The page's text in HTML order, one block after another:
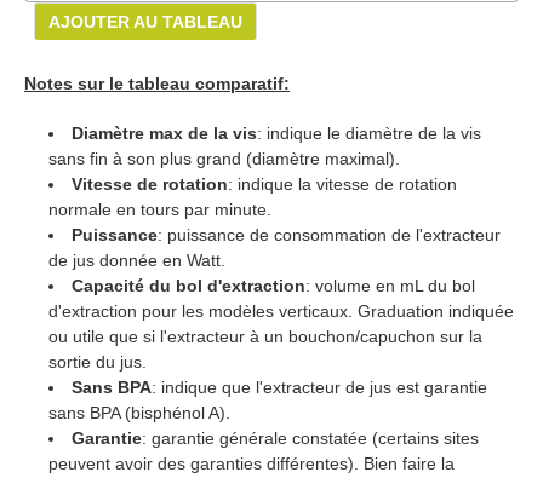
AJOUTER AU TABLEAU
Notes sur le tableau comparatif:
Diamètre max de la vis: indique le diamètre de la vis
sans fin à son plus grand (diamètre maximal).
Vitesse de rotation: indique la vitesse de rotation
normale en tours par minute.
Puissance: puissance de consommation de l'extracteur
de jus donnée en Watt.
Capacité du bol d'extraction: volume en mL du bol
d'extraction pour les modèles verticaux. Graduation indiquée
ou utile que si l'extracteur à un bouchon/capuchon sur la
sortie du jus.
Sans BPA: indique que l'extracteur de jus est garantie
sans BPA (bisphénol A).
Garantie: garantie générale constatée (certains sites
peuvent avoir des garanties différentes). Bien faire la